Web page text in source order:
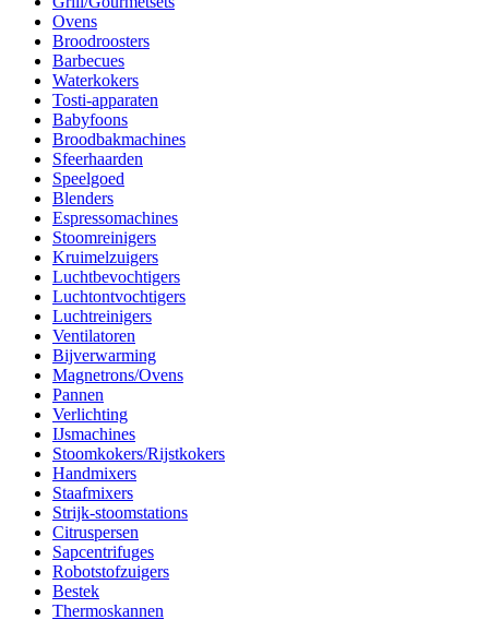
Ovens
Broodroosters
Barbecues
Waterkokers
Tosti-apparaten
Babyfoons
Broodbakmachines
Sfeerhaarden
Speelgoed
Blenders
Espressomachines
Stoomreinigers
Kruimelzuigers
Luchtbevochtigers
Luchtontvochtigers
Luchtreinigers
Ventilatoren
Bijverwarming
Magnetrons/Ovens
Pannen
Verlichting
IJsmachines
Stoomkokers/Rijstkokers
Handmixers
Staafmixers
Strijk-stoomstations
Citruspersen
Sapcentrifuges
Robotstofzuigers
Bestek
Thermoskannen